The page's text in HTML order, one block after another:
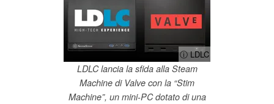
ⓘ LDLC
LDLC lancia la sfida alla Steam
Machine di Valve con la “Stim
Machine”, un mini-PC dotato di una